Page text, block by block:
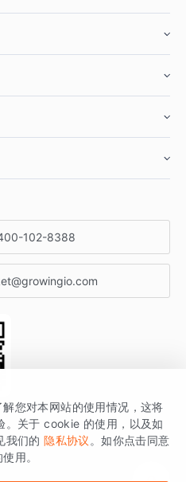
102-8388
增长的品牌，核心平台为 GrowingIO
云。
您对本网站的使用情况，这将
。关于 cookie 的使用，以及如
我们的 隐私协议 。如你点击同意
用。